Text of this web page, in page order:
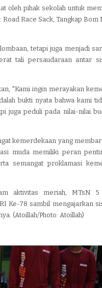
oleh pihak sekolah untuk
Race Sack, Tangkap Bom
tetapi juga menjadi
tali persaudaraan antar
"Kami ingin merayakan
bukti nyata bahwa kami
juga peduli pada nilai-nilai
kemerdekaan yang
muda memiliki peran
semangat proklamasi
aktivitas meriah, MTsN 5
Ke-78 sambil mengajarkan
(Atoillah/Photo: Atoillah)